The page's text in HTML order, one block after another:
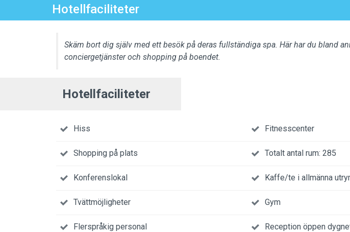
Hotellfaciliteter
Skäm bort dig själv med ett besök på deras fullständiga spa. Här har du bland
conciergetjänster och shopping på boendet.
Hotellfaciliteter
Hiss Fitnesscenter
Shopping på plats Totalt antal rum: 285
Konferenslokal Kaffe/te i allmänna
Tvättmöjligheter Gym
Flerspråkig personal Reception öppen